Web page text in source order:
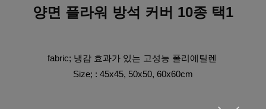
양면 플라워 방석 커버 10종 택1
fabric; 냉감 효과가 있는 고성능 폴리에틸렌
Size; : 45x45, 50x50, 60x60cm